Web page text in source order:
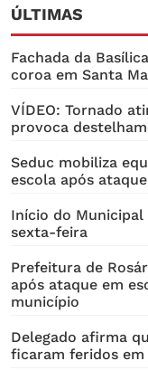
ÚLTIMAS
Fachada da
coroa em Santa
VÍDEO: Tornado
provoca
Seduc mobiliza
escola após
Início do Municipal
sexta-feira
Prefeitura de
após ataque em
município
Delegado afirma
ficaram feridos em